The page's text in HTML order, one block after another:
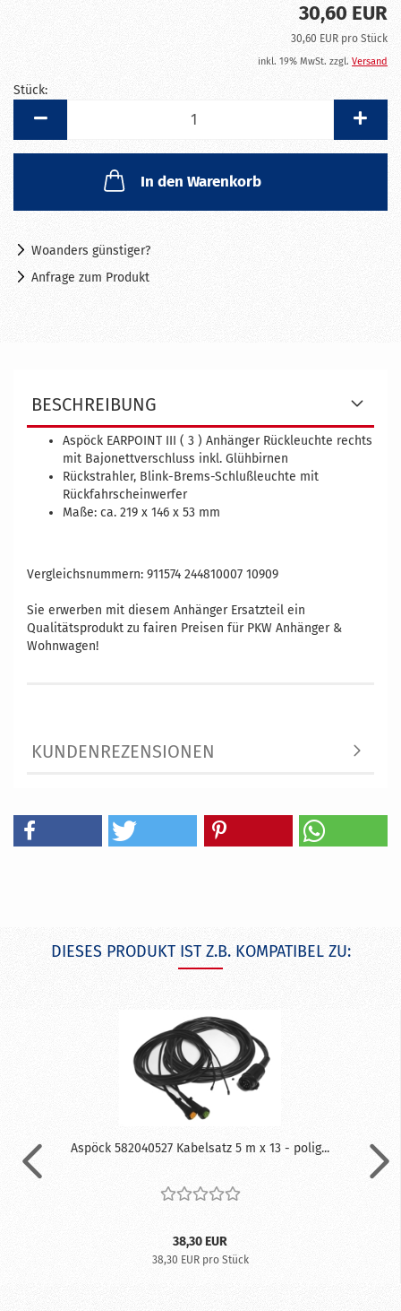
30,60 EUR
30,60 EUR pro Stück
inkl. 19% MwSt. zzgl. Versand
Stück:
In den Warenkorb
Woanders günstiger?
Anfrage zum Produkt
BESCHREIBUNG
Aspöck EARPOINT III ( 3 ) Anhänger Rückleuchte rechts
mit Bajonettverschluss inkl. Glühbirnen
Rückstrahler, Blink-Brems-Schlußleuchte mit
Rückfahrscheinwerfer
Maße: ca. 219 x 146 x 53 mm
Vergleichsnummern: 911574 244810007 10909
Sie erwerben mit diesem Anhänger Ersatzteil ein
Qualitätsprodukt zu fairen Preisen für PKW Anhänger &
Wohnwagen!
KUNDENREZENSIONEN
DIESES PRODUKT IST Z.B. KOMPATIBEL ZU:
Aspöck 582040527 Kabelsatz 5 m x 13 - polig...
38,30 EUR
38,30 EUR pro Stück